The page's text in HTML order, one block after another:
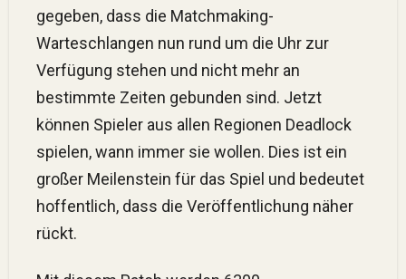
gegeben, dass die Matchmaking-
Warteschlangen nun rund um die Uhr zur
Verfügung stehen und nicht mehr an
bestimmte Zeiten gebunden sind. Jetzt
können Spieler aus allen Regionen Deadlock
spielen, wann immer sie wollen. Dies ist ein
großer Meilenstein für das Spiel und bedeutet
hoffentlich, dass die Veröffentlichung näher
rückt.